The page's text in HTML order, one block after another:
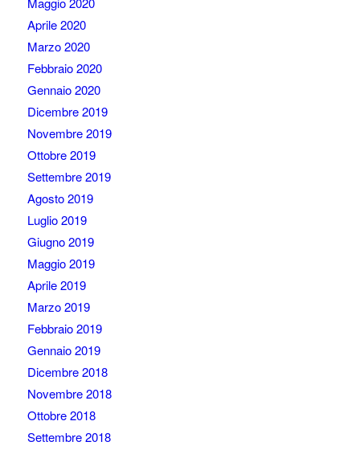
Aprile 2020
Marzo 2020
Febbraio 2020
Gennaio 2020
Dicembre 2019
Novembre 2019
Ottobre 2019
Settembre 2019
Agosto 2019
Luglio 2019
Giugno 2019
Maggio 2019
Aprile 2019
Marzo 2019
Febbraio 2019
Gennaio 2019
Dicembre 2018
Novembre 2018
Ottobre 2018
Settembre 2018